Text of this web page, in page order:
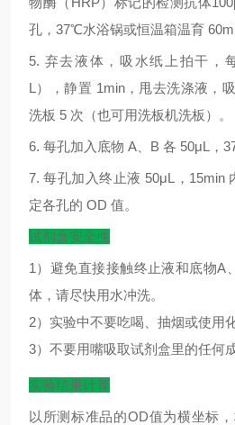
孔， 37℃水浴锅或恒温箱温育
5. 弃去液体，吸水纸上拍干，
L ），静置 1min，甩去洗涤液，
洗板 5 次（也可用洗板机洗板）。
6. 每孔加入底物 A B 各 50μL ，
7.每孔加入终止液 50μL ， 15min
定各孔的 OD 值。
试剂盒安全性
1）避免直接接触终止液和底物A
体，请尽快用水冲洗。
2）实验中不要吃喝、抽烟或使用
3）不要用嘴吸取试剂盒里的任何成
实验结果计算
以所测标准品的OD值为横坐标